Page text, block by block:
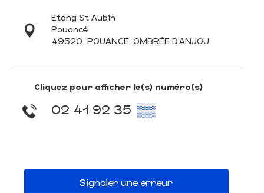
Étang St Aubin
Pouancé
49520 POUANCÉ, OMBRÉE D'ANJOU
Cliquez pour afficher le(s) numéro(s)
02 41 92 35 ▒▒
Signaler une erreur